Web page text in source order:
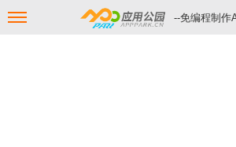
--免编程制作